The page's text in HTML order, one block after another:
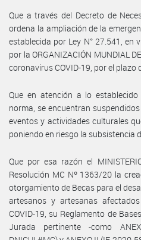
Que a través del Decreto de
ordena la ampliación de la
establecida por Ley N° 27.541, en
por la ORGANIZACIÓN MUNDIAL
coronavirus COVID-19, por el plazo
Que en atención a lo
norma, se encuentran
eventos y actividades culturales
poniendo en riesgo la subsistencia
Que por esa razón el
Resolución MC Nº 1363/20 la
otorgamiento de Becas para el
artesanos y artesanas
COVID-19, su Reglamento de
Jurada pertinente -como